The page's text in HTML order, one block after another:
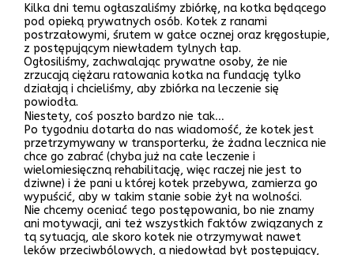
Kilka dni temu ogłaszaliśmy zbiórkę, na kotka będącego
pod opieką prywatnych osób. Kotek z ranami
postrzałowymi, śrutem w gałce ocznej oraz kręgosłupie,
z postępującym niewładem tylnych łap.
Ogłosiliśmy, zachwalając prywatne osoby, że nie
zrzucają ciężaru ratowania kotka na fundację tylko
działają i chcieliśmy, aby zbiórka na leczenie się
powiodła.
Niestety, coś poszło bardzo nie tak…
Po tygodniu dotarła do nas wiadomość, że kotek jest
przetrzymywany w transporterku, że żadna lecznica nie
chce go zabrać (chyba już na całe leczenie i
wielomiesięczną rehabilitację, więc raczej nie jest to
dziwne) i że pani u której kotek przebywa, zamierza go
wypuścić, aby w takim stanie sobie żył na wolności.
Nie chcemy oceniać tego postępowania, bo nie znamy
ani motywacji, ani też wszystkich faktów związanych z
tą sytuacją, ale skoro kotek nie otrzymywał nawet
leków przeciwbólowych, a niedowład był postępujący,